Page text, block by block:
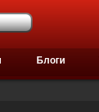
Блоги